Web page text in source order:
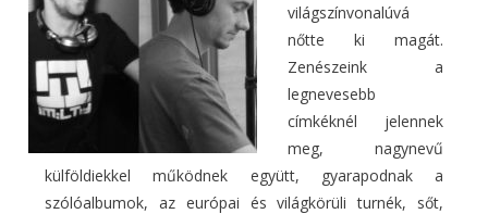
világszínvonalúvá
nőtte ki magát.
Zenészeink a
legnevesebb
címkéknél jelennek
meg, nagynevű
külföldiekkel működnek együtt, gyarapodnak a
szólóalbumok, az európai és világkörüli turnék, sőt,